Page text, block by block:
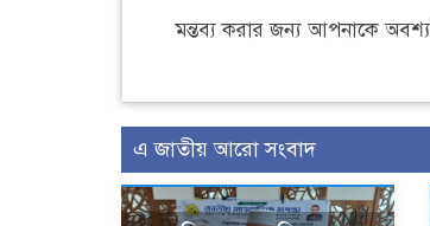
মন্তব্য করার জন্য আপনাকে
এ জাতীয় আরো সংবাদ